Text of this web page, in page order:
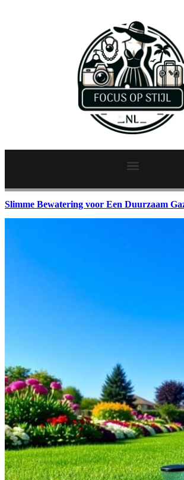
Slimme Bewatering voor Een Duurzaam